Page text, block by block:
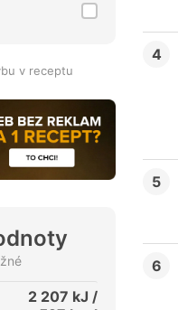
v receptu
2 207 kJ /